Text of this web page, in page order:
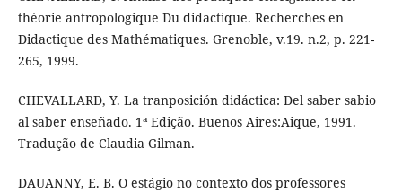
théorie antropologique Du didactique. Recherches en
Didactique des Mathématiques. Grenoble, v.19. n.2, p. 221-
265, 1999.
CHEVALLARD, Y. La tranposición didáctica: Del saber sabio
al saber enseñado. 1ª Edição. Buenos Aires:Aique, 1991.
Tradução de Claudia Gilman.
DAUANNY, E. B. O estágio no contexto dos professores